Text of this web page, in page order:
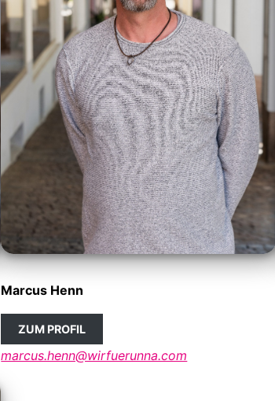
Marcus Henn
ZUM PROFIL
marcus.henn@wirfuerunna.com